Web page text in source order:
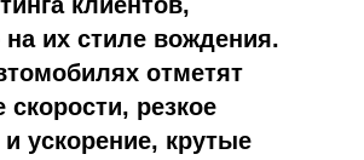
их стиле вождения.
отметят
резкое
ускорение, крутые